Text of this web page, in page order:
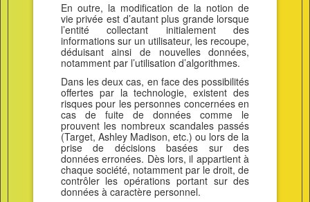
En outre, la modification de la notion de
vie privée est d’autant plus grande lorsque
l’entité collectant initialement des
informations sur un utilisateur, les recoupe,
déduisant ainsi de nouvelles données,
notamment par l’utilisation d’algorithmes.
Dans les deux cas, en face des possibilités
offertes par la technologie, existent des
risques pour les personnes concernées en
cas de fuite de données comme le
prouvent les nombreux scandales passés
(Target, Ashley Madison, etc.) ou lors de la
prise de décisions basées sur des
données erronées. Dès lors, il appartient à
chaque société, notamment par le droit, de
contrôler les opérations portant sur des
données à caractère personnel.